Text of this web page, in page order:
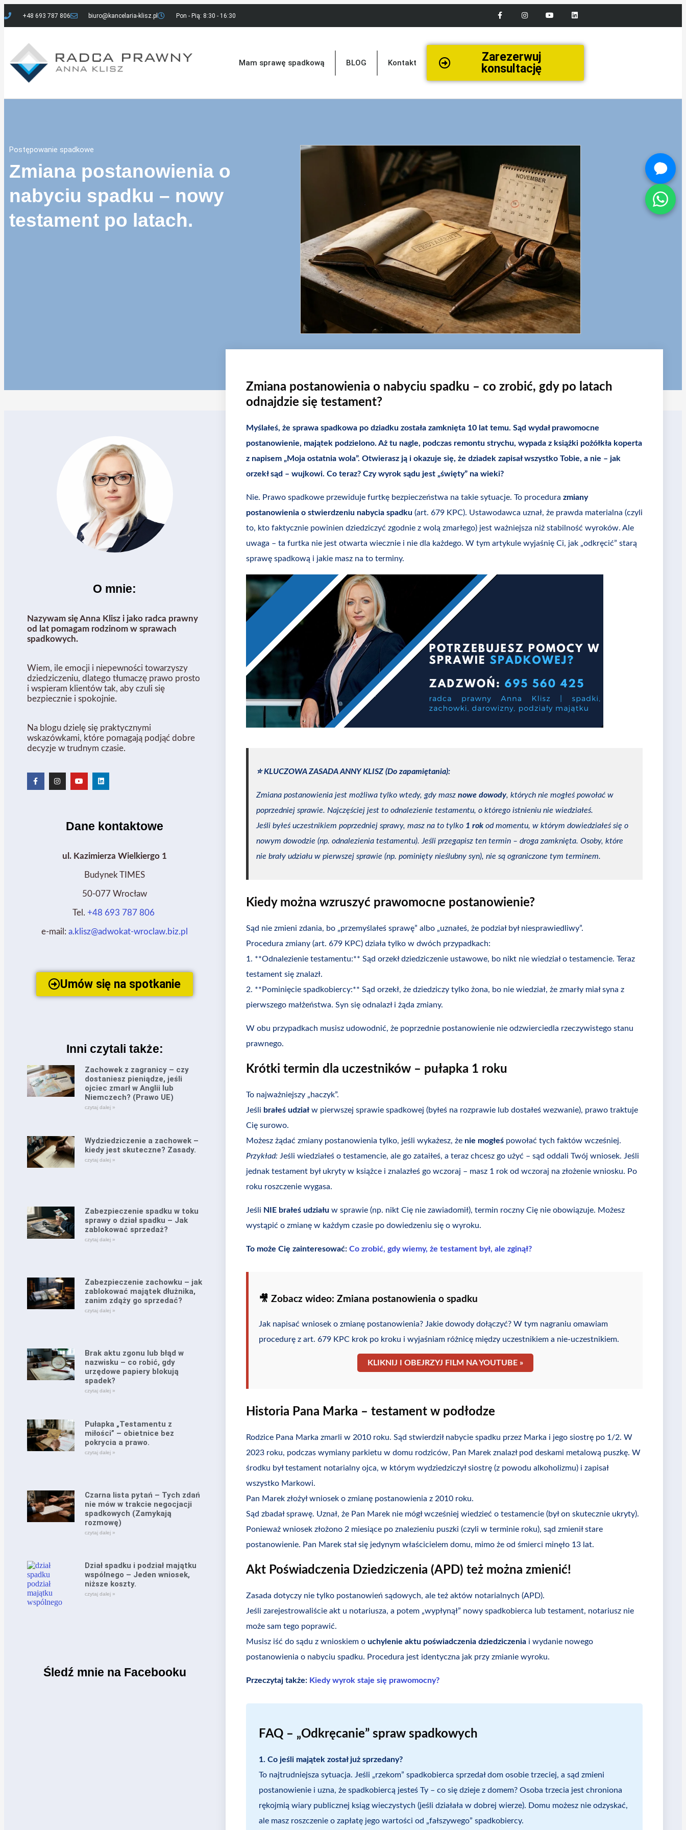
+48 693 787 806 biuro@kancelaria-klisz.pl Pon - Pią: 8:30 - 16:30
Mam sprawę spadkową BLOG Kontakt
Zarezerwuj
konsultację
Postępowanie spadkowe
Zmiana postanowienia o
nabyciu spadku – nowy
testament po latach.
O mnie:
Nazywam się Anna Klisz i jako radca prawny
od lat pomagam rodzinom w sprawach
spadkowych.
Wiem, ile emocji i niepewności towarzyszy
dziedziczeniu, dlatego tłumaczę prawo prosto
i wspieram klientów tak, aby czuli się
bezpiecznie i spokojnie.
Na blogu dzielę się praktycznymi
wskazówkami, które pomagają podjąć dobre
decyzje w trudnym czasie.
Dane kontaktowe
ul. Kazimierza Wielkiergo 1
Budynek TIMES
50-077 Wrocław
Tel.+48 693 787 806
e-mail:a.klisz@adwokat-wroclaw.biz.pl
Umów się na spotkanie
Inni czytali także:
Zachowek z zagranicy – czy
dostaniesz pieniądze, jeśli
ojciec zmarł w Anglii lub
Niemczech? (Prawo UE)
czytaj dalej »
Wydziedziczenie a zachowek –
kiedy jest skuteczne? Zasady.
czytaj dalej »
Zabezpieczenie spadku w toku
sprawy o dział spadku – Jak
zablokować sprzedaż?
czytaj dalej »
Zabezpieczenie zachowku – jak
zablokować majątek dłużnika,
zanim zdąży go sprzedać?
czytaj dalej »
Brak aktu zgonu lub błąd w
nazwisku – co robić, gdy
urzędowe papiery blokują
spadek?
czytaj dalej »
Pułapka „Testamentu z
miłości” – obietnice bez
pokrycia a prawo.
czytaj dalej »
Czarna lista pytań – Tych zdań
nie mów w trakcie negocjacji
spadkowych (Zamykają
rozmowę)
czytaj dalej »
Dział spadku i podział majątku
wspólnego – Jeden wniosek,
niższe koszty.
czytaj dalej »
Śledź mnie na Facebooku
Zmiana postanowienia o nabyciu spadku – co zrobić, gdy po latach
odnajdzie się testament?
Myślałeś, że sprawa spadkowa po dziadku została zamknięta 10 lat temu. Sąd wydał prawomocne
postanowienie, majątek podzielono. Aż tu nagle, podczas remontu strychu, wypada z książki pożółkła koperta
z napisem „Moja ostatnia wola”. Otwierasz ją i okazuje się, że dziadek zapisał wszystko Tobie, a nie – jak
orzekł sąd – wujkowi. Co teraz? Czy wyrok sądu jest „święty” na wieki?
Nie. Prawo spadkowe przewiduje furtkę bezpieczeństwa na takie sytuacje. To procedura zmiany
postanowienia o stwierdzeniu nabycia spadku (art. 679 KPC). Ustawodawca uznał, że prawda materialna (czyli
to, kto faktycznie powinien dziedziczyć zgodnie z wolą zmarłego) jest ważniejsza niż stabilność wyroków. Ale
uwaga – ta furtka nie jest otwarta wiecznie i nie dla każdego. W tym artykule wyjaśnię Ci, jak „odkręcić” starą
sprawę spadkową i jakie masz na to terminy.
⭐️ KLUCZOWA ZASADA ANNY KLISZ (Do zapamiętania):
Zmiana postanowienia jest możliwa tylko wtedy, gdy masz nowe dowody, których nie mogłeś powołać w
poprzedniej sprawie. Najczęściej jest to odnalezienie testamentu, o którego istnieniu nie wiedziałeś.
Jeśli byłeś uczestnikiem poprzedniej sprawy, masz na to tylko 1 rokod momentu, w którym dowiedziałeś się o
nowym dowodzie (np. odnalezienia testamentu). Jeśli przegapisz ten termin – droga zamknięta. Osoby, które
nie brały udziału w pierwszej sprawie (np. pominięty nieślubny syn), nie są ograniczone tym terminem.
Kiedy można wzruszyć prawomocne postanowienie?
Sąd nie zmieni zdania, bo „przemyślałeś sprawę” albo „uznałeś, że podział był niesprawiedliwy”.
Procedura zmiany (art. 679 KPC) działa tylko w dwóch przypadkach:
1. **Odnalezienie testamentu:** Sąd orzekł dziedziczenie ustawowe, bo nikt nie wiedział o testamencie. Teraz
testament się znalazł.
2. **Pominięcie spadkobiercy:** Sąd orzekł, że dziedziczy tylko żona, bo nie wiedział, że zmarły miał syna z
pierwszego małżeństwa. Syn się odnalazł i żąda zmiany.
W obu przypadkach musisz udowodnić, że poprzednie postanowienie nie odzwierciedla rzeczywistego stanu
prawnego.
Krótki termin dla uczestników – pułapka 1 roku
To najważniejszy „haczyk”.
Jeśli brałeś udziałw pierwszej sprawie spadkowej (byłeś na rozprawie lub dostałeś wezwanie), prawo traktuje
Cię surowo.
Możesz żądać zmiany postanowienia tylko, jeśli wykażesz, że nie mogłeśpowołać tych faktów wcześniej.
Przykład: Jeśli wiedziałeś o testamencie, ale go zataiłeś, a teraz chcesz go użyć – sąd oddali Twój wniosek. Jeśli
jednak testament był ukryty w książce i znalazłeś go wczoraj – masz 1 rok od wczoraj na złożenie wniosku. Po
roku roszczenie wygasa.
Jeśli NIE brałeś udziału w sprawie (np. nikt Cię nie zawiadomił), termin roczny Cię nie obowiązuje. Możesz
wystąpić o zmianę w każdym czasie po dowiedzeniu się o wyroku.
To może Cię zainteresować: Co zrobić, gdy wiemy, że testament był, ale zginął?
🎥 Zobacz wideo: Zmiana postanowienia o spadku
Jak napisać wniosek o zmianę postanowienia? Jakie dowody dołączyć? W tym nagraniu omawiam
procedurę z art. 679 KPC krok po kroku i wyjaśniam różnicę między uczestnikiem a nie-uczestnikiem.
KLIKNIJ I OBEJRZYJ FILM NA YOUTUBE »
Historia Pana Marka – testament w podłodze
Rodzice Pana Marka zmarli w 2010 roku. Sąd stwierdził nabycie spadku przez Marka i jego siostrę po 1/2. W
2023 roku, podczas wymiany parkietu w domu rodziców, Pan Marek znalazł pod deskami metalową puszkę. W
środku był testament notarialny ojca, w którym wydziedziczył siostrę (z powodu alkoholizmu) i zapisał
wszystko Markowi.
Pan Marek złożył wniosek o zmianę postanowienia z 2010 roku.
Sąd zbadał sprawę. Uznał, że Pan Marek nie mógł wcześniej wiedzieć o testamencie (był on skutecznie ukryty).
Ponieważ wniosek złożono 2 miesiące po znalezieniu puszki (czyli w terminie roku), sąd zmienił stare
postanowienie. Pan Marek stał się jedynym właścicielem domu, mimo że od śmierci minęło 13 lat.
Akt Poświadczenia Dziedziczenia (APD) też można zmienić!
Zasada dotyczy nie tylko postanowień sądowych, ale też aktów notarialnych (APD).
Jeśli zarejestrowaliście akt u notariusza, a potem „wypłynął” nowy spadkobierca lub testament, notariusz nie
może sam tego poprawić.
Musisz iść do sądu z wnioskiem o uchylenie aktu poświadczenia dziedziczeniai wydanie nowego
postanowienia o nabyciu spadku. Procedura jest identyczna jak przy zmianie wyroku.
Przeczytaj także: Kiedy wyrok staje się prawomocny?
FAQ – „Odkręcanie” spraw spadkowych
1. Co jeśli majątek został już sprzedany?
To najtrudniejsza sytuacja. Jeśli „rzekom” spadkobierca sprzedał dom osobie trzeciej, a sąd zmieni
postanowienie i uzna, że spadkobiercą jesteś Ty – co się dzieje z domem? Osoba trzecia jest chroniona
rękojmią wiary publicznej ksiąg wieczystych (jeśli działała w dobrej wierze). Domu możesz nie odzyskać,
ale masz roszczenie o zapłatę jego wartości od „fałszywego” spadkobiercy.